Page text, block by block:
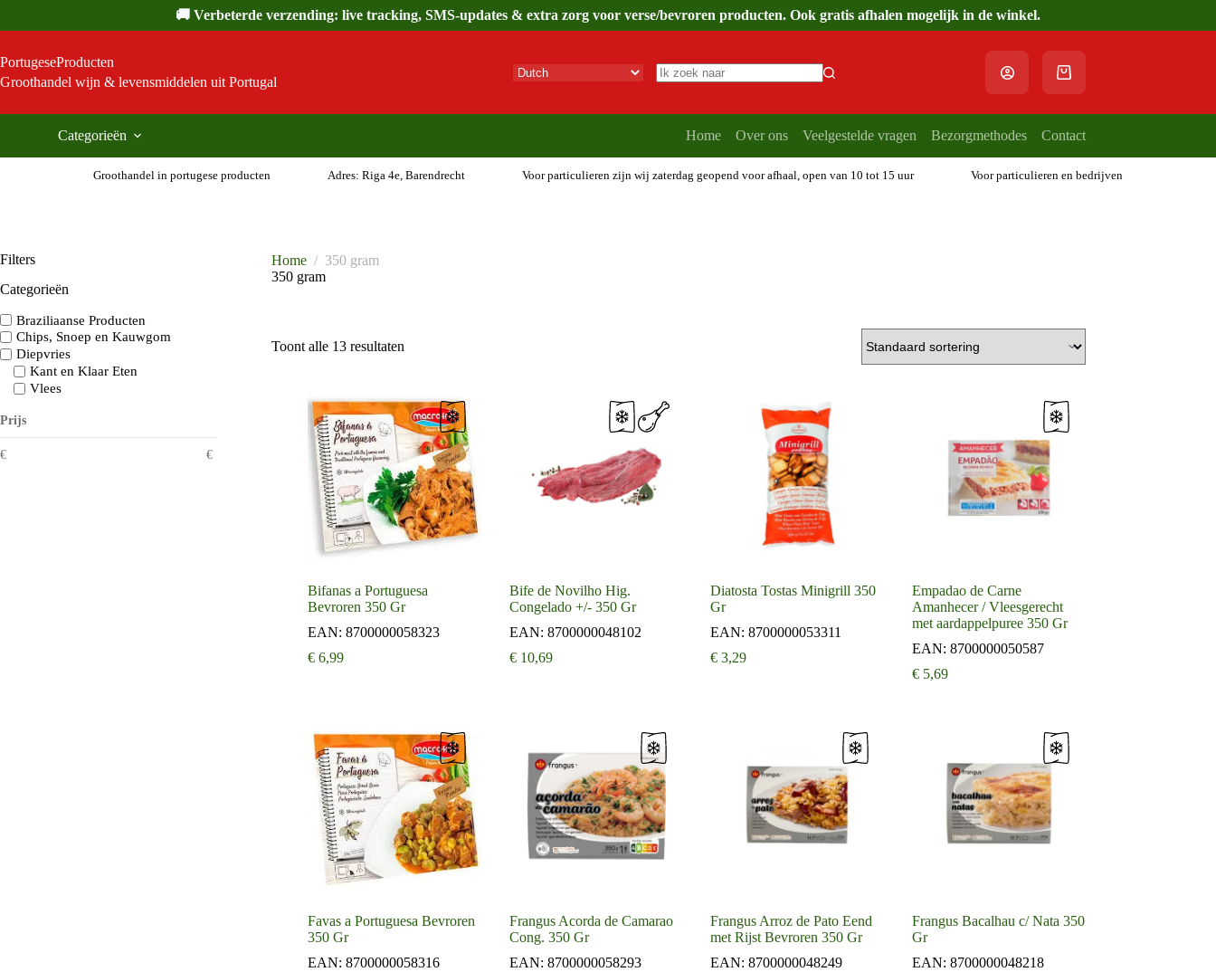
inhoud
🚚 Verbeterde verzending: live tracking, SMS-updates & extra zorg voor verse/bevroren producten. Ook gratis afhalen mogelijk in de winkel.
PortugeseProducten
Groothandel wijn & levensmiddelen uit Portugal
Winkelwagen
Categorieën Home Over ons Veelgestelde vragen Bezorgmethodes Contact
Groothandel in portugese producten Adres: Riga 4e, Barendrecht Voor particulieren zijn wij zaterdag geopend voor afhaal, open van 10 tot 15 uur Voor particulieren en bedrijven
Home / 350 gram
350 gram
Toont alle 13 resultaten
Bifanas a Portuguesa
Bevroren 350 Gr
EAN: 8700000058323
€ 6,99
Bife de Novilho Hig.
Congelado +/- 350 Gr
EAN: 8700000048102
€10,69
Diatosta Tostas Minigrill 350
Gr
EAN: 8700000053311
€ 3,29
Empadao de Carne
Amanhecer / Vleesgerecht
met aardappelpuree 350 Gr
EAN: 8700000050587
€5,69
Favas a Portuguesa Bevroren
350 Gr
EAN: 8700000058316
Frangus Acorda de Camarao
Cong. 350 Gr
EAN: 8700000058293
Frangus Arroz de Pato Eend
met Rijst Bevroren 350 Gr
EAN: 8700000048249
Frangus Bacalhau c/ Nata 350
Gr
EAN: 8700000048218
Filters
Categorieën
Braziliaanse Producten
Chips, Snoep en Kauwgom
Diepvries
Kant en Klaar Eten
Vlees
Prijs
€ €